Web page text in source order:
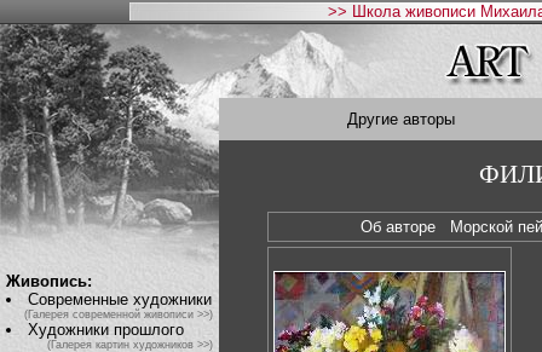
>> Школа живописи
Живопись:
Современные художники
(Галерея современной живописи >>)
Художники прошлого
(Галерея картин художников >>)
Другие авторы
Об авторе Морской